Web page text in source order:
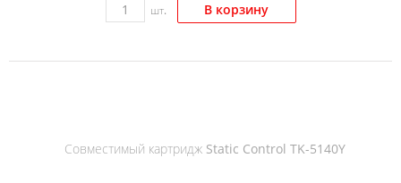
шт. В корзину
Совместимый картридж Static Control TK-5140Y